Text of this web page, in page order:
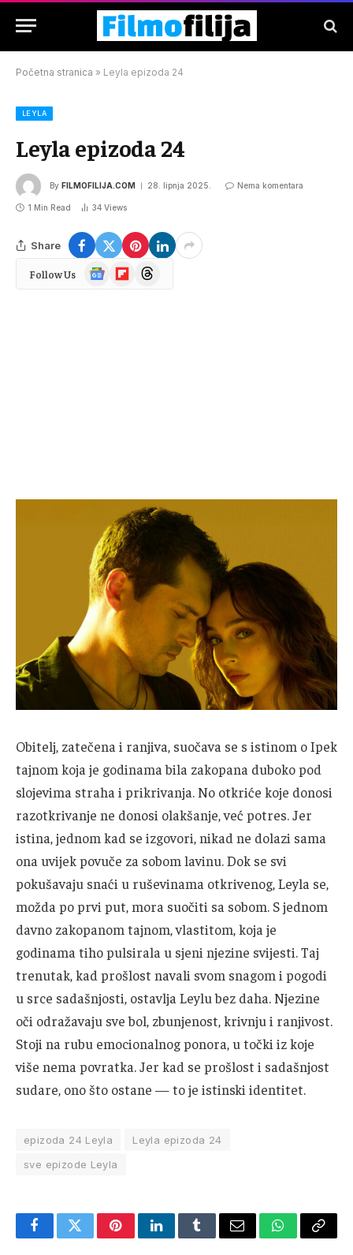
Početna stranica » Leyla epizoda 24
LEYLA
Leyla epizoda 24
By FILMOFILIJA.COM 28. lipnja 2025. Nema komentara
1 Min Read 34 Views
Share
Follow Us
Google
News
FlipboardThreads
Obitelj, zatečena i ranjiva, suočava se s istinom o Ipek
tajnom koja je godinama bila zakopana duboko pod
slojevima straha i prikrivanja. No otkriće koje donosi
razotkrivanje ne donosi olakšanje, već potres. Jer
istina, jednom kad se izgovori, nikad ne dolazi sama
ona uvijek povuče za sobom lavinu. Dok se svi
pokušavaju snaći u ruševinama otkrivenog, Leyla se,
možda po prvi put, mora suočiti sa sobom. S jednom
davno zakopanom tajnom, vlastitom, koja je
godinama tiho pulsirala u sjeni njezine svijesti. Taj
trenutak, kad prošlost navali svom snagom i pogodi
u srce sadašnjosti, ostavlja Leylu bez daha. Njezine
oči odražavaju sve bol, zbunjenost, krivnju i ranjivost.
Stoji na rubu emocionalnog ponora, u točki iz koje
više nema povratka. Jer kad se prošlost i sadašnjost
sudare, ono što ostane — to je istinski identitet.
epizoda 24 Leyla
Leyla epizoda 24
sve epizode Leyla
FacebookTwitterPinterestLinkedInTumblrEmail WhatsApp
Copy